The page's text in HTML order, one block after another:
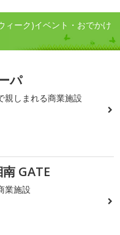
ィーク)イベント・おでかけ
パ
親しまれる商業施設
GATE
業施設